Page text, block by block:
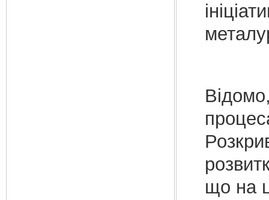
Відомо, що К. Маркс дуже велику увагу приділяв процесам генезису капіталістичного виробництва. Розкриваючи історичний зміст і значення мануфактури у розвитку капіталістичних продуктивних сил, він показав, що на цьому етапі історичного розвитку відбувається тривалий процес пристосування ручної, суб'єктивної техніки (в основі цієї техніки лежить безпосередній, особистий зв'язок працівника з його знаряддям) до принципів техніки об'єктивної. Якщо в області економіки це пристосування дозволялося в результаті створення великої промисловості, то в області техніки - в процесі утворення системи машин. Мануфактура забезпечувала розвиток передумов для появи механічної техніки - машини-знаряддя. Технічна будова мануфактури заснована, як відомо, на поєднанні двох елементів - часткового робітника і часткового інструменту. Механічні засоби праці цю технологічну пару розривають: рухова сила машинного виробництва постає вже не у вигляді суми мускульних сил часткових робітників, а як центральна рухова машина, до того ж зв'язок операцій тепер здійснюється не через організаційне об'єднання часткових робітників, як це було в мануфактурі, а за допомогою особливого - передавального - технологічного механізму, використання якого у виробництві, між іншим, було характерно тільки для певного рівня розвитку продуктивних сил. Ця тріада (рухова машина - передаточний